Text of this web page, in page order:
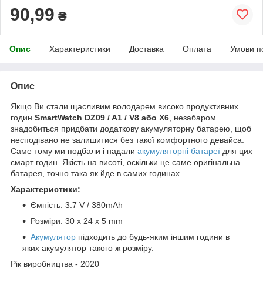
90,99 ₴
Опис Характеристики Доставка Оплата Умови
Опис
Якщо Ви стали щасливим володарем високо продуктивних
годин SmartWatch DZ09 / A1 / V8 або X6 , незабаром
знадобиться придбати додаткову акумуляторну батарею, щоб
несподівано не залишитися без такої комфортного девайса.
Саме тому ми подбали і надали акумуляторні батареї для цих
смарт годин. Якість на висоті, оскільки це саме оригінальна
батарея, точно така як йде в самих годинах.
Характеристики:
Ємність: 3.7 V / 380mAh
Розміри: 30 x 24 x 5 mm
Акумулятор підходить до будь-яким іншим години в
яких акумулятор такого ж розміру.
Рік виробництва - 2020